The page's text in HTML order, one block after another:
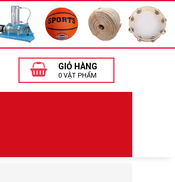
GIỎ HÀNG
0 VẬT PHẨM